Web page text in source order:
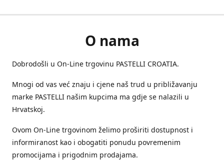
O nama
Dobrodošli u On-Line trgovinu PASTELLI CROATIA.
Mnogi od vas već znaju i cjene naš trud u približavanju
marke PASTELLI našim kupcima ma gdje se nalazili u
Hrvatskoj.
Ovom On-Line trgovinom želimo proširiti dostupnost i
informiranost kao i obogatiti ponudu povremenim
promocijama i prigodnim prodajama.